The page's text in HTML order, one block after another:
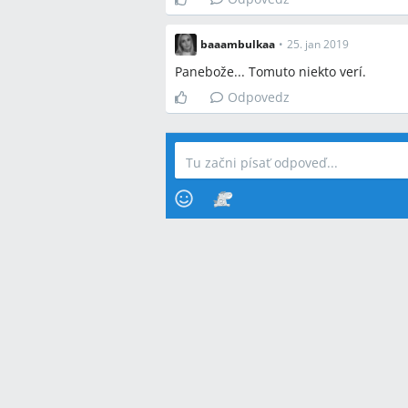
baaambulkaa • 25. jan 2019
Panebože... Tomuto niekto verí.
Odpovedz